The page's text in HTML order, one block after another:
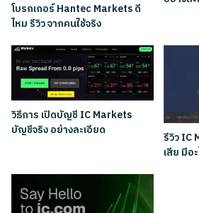
โบรกเกอร์ Hantec Markets ดี
ไหม รีวิว จากคนใช้จริง
วิธีการ เปิดบัญชี IC Markets
บัญชีจริง อย่างละเอียด
รีวิว IC
เสีย มีอ